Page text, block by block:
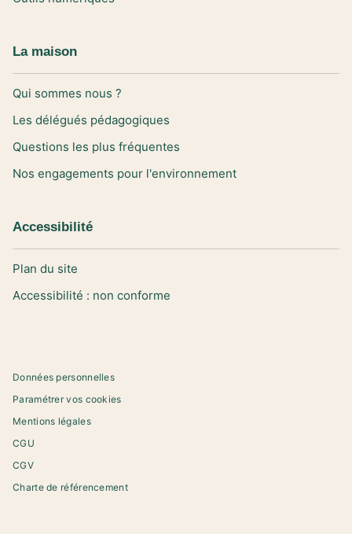
La maison
Qui sommes nous ?
Les délégués pédagogiques
Questions les plus fréquentes
Nos engagements pour l'environnement
Accessibilité
Plan du site
Accessibilité : non conforme
Données personnelles
Paramétrer vos cookies
Mentions légales
CGU
CGV
Charte de référencement